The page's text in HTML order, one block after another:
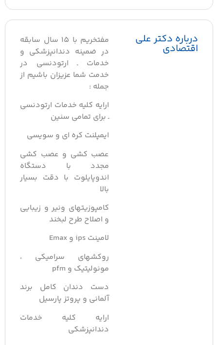
درباره دکتر علی
اقتصادی
مفتخریم با ۱۵ سال سابقه
در ضمینه دندانپزشکی و
خدمات ـ ارتودنسی در
خدمت شما عزیزان باشیم از
جمله :
ارایه کلیه خدمات ارتودنسی
ـ برای تمامی سنین
ایمپلنت کره ای و سویسی
عصب کشی و عصب کشی
مجدد با دستگاه
اندوپایلوت با دقت بسیار
کامپوزیتهای ونیر و زیبایی
و اصلاح طرح لبخند
لامینت ips و Emax
روکشهای سرامیکی ،
مونولیتیک و pfm
دست دندان کامل برند
آلمانی و پروتز پارسیل
ارایه کلیه خدمات
دندانپزشکی